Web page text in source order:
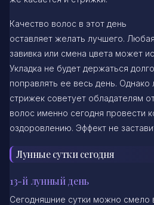
Качество волос в этот день
оставляет желать лучшего. Любая
завивка или смена цвета может
Укладка не будет держаться
поправлять ее весь день. Однако
стрижек советует обладателям
волос именно сегодня провести
оздоровлению. Эффект не
Лунные сутки сегодня
13-й лунный день
Сегодняшние сутки можно смело